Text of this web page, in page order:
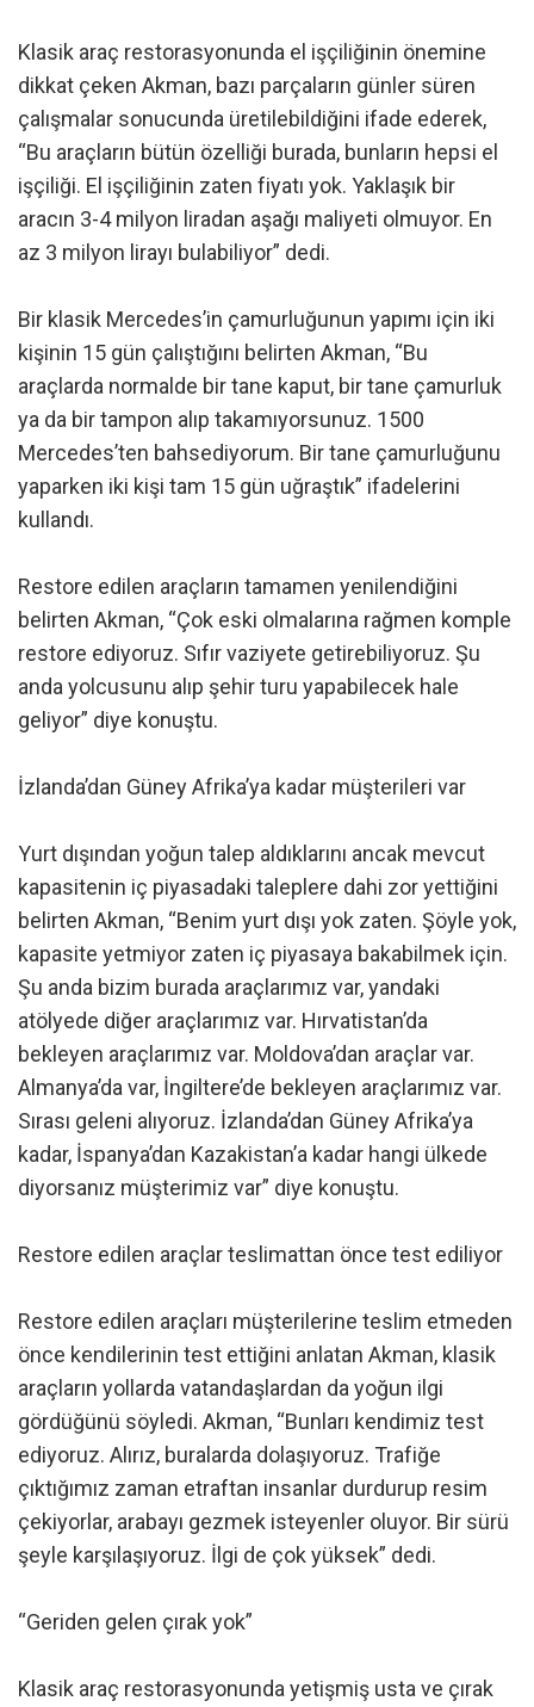
Klasik araç restorasyonunda el işçiliğinin önemine
dikkat çeken Akman, bazı parçaların günler süren
çalışmalar sonucunda üretilebildiğini ifade ederek,
“Bu araçların bütün özelliği burada, bunların hepsi el
işçiliği. El işçiliğinin zaten fiyatı yok. Yaklaşık bir
aracın 3-4 milyon liradan aşağı maliyeti olmuyor. En
az 3 milyon lirayı bulabiliyor” dedi.
Bir klasik Mercedes’in çamurluğunun yapımı için iki
kişinin 15 gün çalıştığını belirten Akman, “Bu
araçlarda normalde bir tane kaput, bir tane çamurluk
ya da bir tampon alıp takamıyorsunuz. 1500
Mercedes’ten bahsediyorum. Bir tane çamurluğunu
yaparken iki kişi tam 15 gün uğraştık” ifadelerini
kullandı.
Restore edilen araçların tamamen yenilendiğini
belirten Akman, “Çok eski olmalarına rağmen komple
restore ediyoruz. Sıfır vaziyete getirebiliyoruz. Şu
anda yolcusunu alıp şehir turu yapabilecek hale
geliyor” diye konuştu.
İzlanda’dan Güney Afrika’ya kadar müşterileri var
Yurt dışından yoğun talep aldıklarını ancak mevcut
kapasitenin iç piyasadaki taleplere dahi zor yettiğini
belirten Akman, “Benim yurt dışı yok zaten. Şöyle yok,
kapasite yetmiyor zaten iç piyasaya bakabilmek için.
Şu anda bizim burada araçlarımız var, yandaki
atölyede diğer araçlarımız var. Hırvatistan’da
bekleyen araçlarımız var. Moldova’dan araçlar var.
Almanya’da var, İngiltere’de bekleyen araçlarımız var.
Sırası geleni alıyoruz. İzlanda’dan Güney Afrika’ya
kadar, İspanya’dan Kazakistan’a kadar hangi ülkede
diyorsanız müşterimiz var” diye konuştu.
Restore edilen araçlar teslimattan önce test ediliyor
Restore edilen araçları müşterilerine teslim etmeden
önce kendilerinin test ettiğini anlatan Akman, klasik
araçların yollarda vatandaşlardan da yoğun ilgi
gördüğünü söyledi. Akman, “Bunları kendimiz test
ediyoruz. Alırız, buralarda dolaşıyoruz. Trafiğe
çıktığımız zaman etraftan insanlar durdurup resim
çekiyorlar, arabayı gezmek isteyenler oluyor. Bir sürü
şeyle karşılaşıyoruz. İlgi de çok yüksek” dedi.
“Geriden gelen çırak yok”
Klasik araç restorasyonunda yetişmiş usta ve çırak